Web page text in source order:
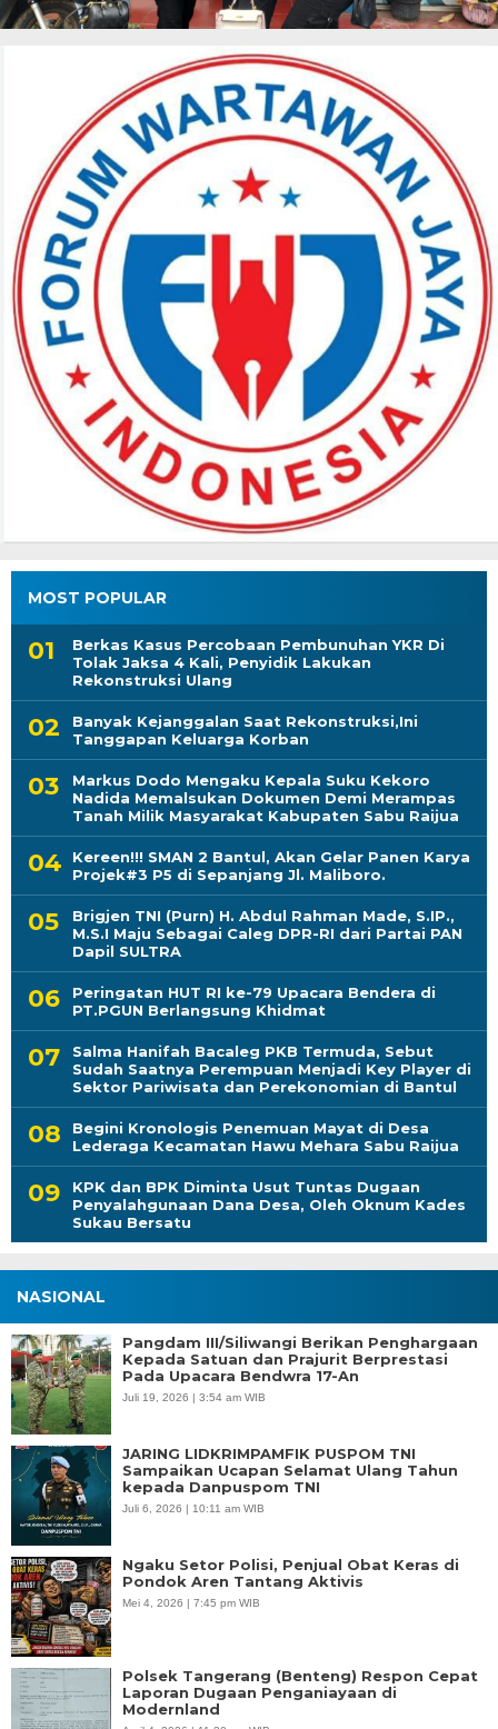
MOST POPULAR
Berkas Kasus Percobaan Pembunuhan YKR Di
Tolak Jaksa 4 Kali, Penyidik Lakukan
Rekonstruksi Ulang
Banyak Kejanggalan Saat Rekonstruksi,Ini
Tanggapan Keluarga Korban
Markus Dodo Mengaku Kepala Suku Kekoro
Nadida Memalsukan Dokumen Demi Merampas
Tanah Milik Masyarakat Kabupaten Sabu Raijua
Kereen!!! SMAN 2 Bantul, Akan Gelar Panen Karya
Projek#3 P5 di Sepanjang Jl. Maliboro.
Brigjen TNI (Purn) H. Abdul Rahman Made, S.IP.,
M.S.I Maju Sebagai Caleg DPR-RI dari Partai PAN
Dapil SULTRA
Peringatan HUT RI ke-79 Upacara Bendera di
PT.PGUN Berlangsung Khidmat
Salma Hanifah Bacaleg PKB Termuda, Sebut
Sudah Saatnya Perempuan Menjadi Key Player di
Sektor Pariwisata dan Perekonomian di Bantul
Begini Kronologis Penemuan Mayat di Desa
Lederaga Kecamatan Hawu Mehara Sabu Raijua
KPK dan BPK Diminta Usut Tuntas Dugaan
Penyalahgunaan Dana Desa, Oleh Oknum Kades
Sukau Bersatu
NASIONAL
Pangdam III/Siliwangi Berikan Penghargaan
Kepada Satuan dan Prajurit Berprestasi
Pada Upacara Bendwra 17-An
Juli 19, 2026 | 3:54 am WIB
JARING LIDKRIMPAMFIK PUSPOM TNI
Sampaikan Ucapan Selamat Ulang Tahun
kepada Danpuspom TNI
Juli 6, 2026 | 10:11 am WIB
Ngaku Setor Polisi, Penjual Obat Keras di
Pondok Aren Tantang Aktivis
Mei 4, 2026 | 7:45 pm WIB
Polsek Tangerang (Benteng) Respon Cepat
Laporan Dugaan Penganiayaan di
Modernland